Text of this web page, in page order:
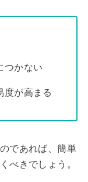
つかない
度が高まる
であれば、簡単
べきでしょう。